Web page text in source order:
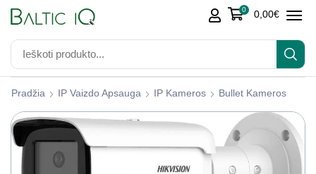
0 0,00€
Pradžia IP Vaizdo Apsauga IP Kameros Bullet Kameros